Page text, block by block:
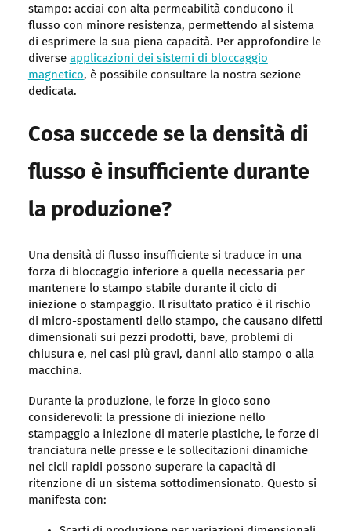
stampo: acciai con alta permeabilità conducono il
flusso con minore resistenza, permettendo al sistema
di esprimere la sua piena capacità. Per approfondire le
diverse applicazioni dei sistemi di bloccaggio
magnetico, è possibile consultare la nostra sezione
dedicata.
Cosa succede se la densità di
flusso è insufficiente durante
la produzione?
Una densità di flusso insufficiente si traduce in una
forza di bloccaggio inferiore a quella necessaria per
mantenere lo stampo stabile durante il ciclo di
iniezione o stampaggio. Il risultato pratico è il rischio
di micro-spostamenti dello stampo, che causano difetti
dimensionali sui pezzi prodotti, bave, problemi di
chiusura e, nei casi più gravi, danni allo stampo o alla
macchina.
Durante la produzione, le forze in gioco sono
considerevoli: la pressione di iniezione nello
stampaggio a iniezione di materie plastiche, le forze di
tranciatura nelle presse e le sollecitazioni dinamiche
nei cicli rapidi possono superare la capacità di
ritenzione di un sistema sottodimensionato. Questo si
manifesta con: